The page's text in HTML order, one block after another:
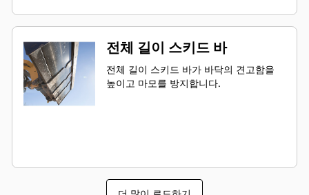
전체 길이 스키드 바
전체 길이 스키드 바가 바닥의 견고함을
높이고 마모를 방지합니다.